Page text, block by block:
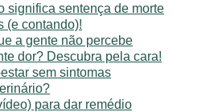
significa sentença de morte
(e contando)!
a gente não percebe
dor? Descubra pela cara!
sem sintomas
para dar remédio